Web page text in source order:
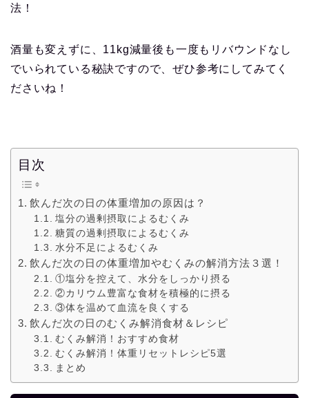
法！
酒量も変えずに、11kg減量後も一度もリバウンドなし
でいられている秘訣ですので、ぜひ参考にしてみてく
ださいね！
目次
飲んだ次の日の体重増加の原因は？
塩分の過剰摂取によるむくみ
糖質の過剰摂取によるむくみ
水分不足によるむくみ
飲んだ次の日の体重増加やむくみの解消方法３選！
①塩分を控えて、水分をしっかり摂る
②カリウム豊富な食材を積極的に摂る
③体を温めて血流を良くする
飲んだ次の日のむくみ解消食材＆レシピ
むくみ解消！おすすめ食材
むくみ解消！体重リセットレシピ5選
まとめ